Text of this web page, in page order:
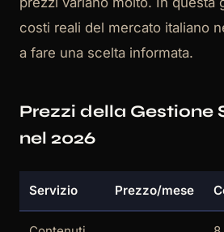
costi reali del mercato italiano
a fare una scelta informata.
Prezzi della Gestione
nel 2026
Servizio Prezzo/mese